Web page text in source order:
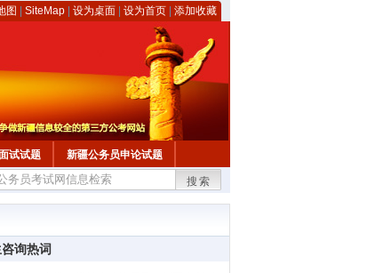
图 SiteMap 设为桌面 设为首页 添加收藏
试试题 新疆公务员申论试题
搜索
询热词